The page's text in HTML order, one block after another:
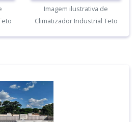
Imagem ilustrativa de
Climatizador Industrial Teto